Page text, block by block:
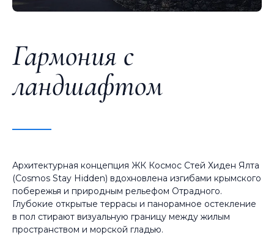
Гармония с
ландшафтом
Архитектурная концепция ЖК Космос Стей Хиден Ялта
(Cosmos Stay Hidden) вдохновлена изгибами крымского
побережья и природным рельефом Отрадного.
Глубокие открытые террасы и панорамное остекление
в пол стирают визуальную границу между жилым
пространством и морской гладью.